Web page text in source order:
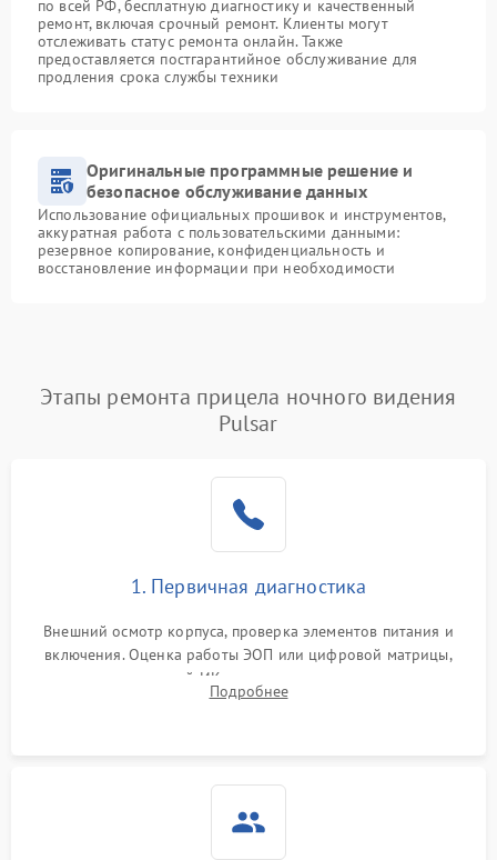
по всей РФ, бесплатную диагностику и качественный
ремонт, включая срочный ремонт. Клиенты могут
отслеживать статус ремонта онлайн. Также
предоставляется постгарантийное обслуживание для
продления срока службы техники
Оригинальные программные решение и
безопасное обслуживание данных
Использование официальных прошивок и инструментов,
аккуратная работа с пользовательскими данными:
резервное копирование, конфиденциальность и
восстановление информации при необходимости
Этапы ремонта прицела ночного видения
Pulsar
1. Первичная диагностика
Внешний осмотр корпуса, проверка элементов питания и
включения. Оценка работы ЭОП или цифровой матрицы,
проверка встроенной ИК-подсветки и механизма выверки
прицельной сетки. Выявление видимых дефектов оптики и
Подробнее